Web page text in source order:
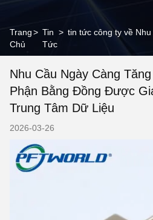
Trang
Chủ
> Tin
Tức
>
Nhu Cầu Ngày Càng
Phận Bằng Đồng Được
Trung Tâm Dữ Liệu
2026-03-26